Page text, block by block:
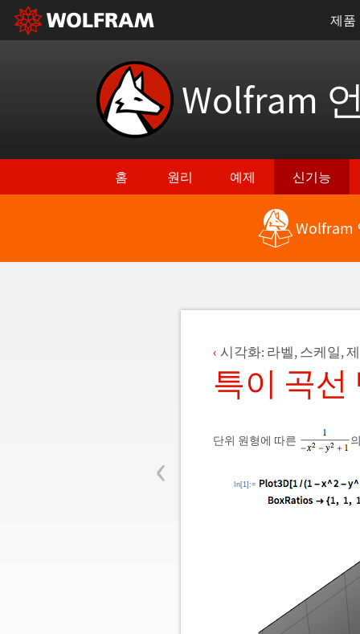
제품
Wolfram
홈 원리 예제 신기능
Wolfram
‹
시각화: 라벨, 스케일,
특이 곡선
단위 원형에 따른
In[1]:=